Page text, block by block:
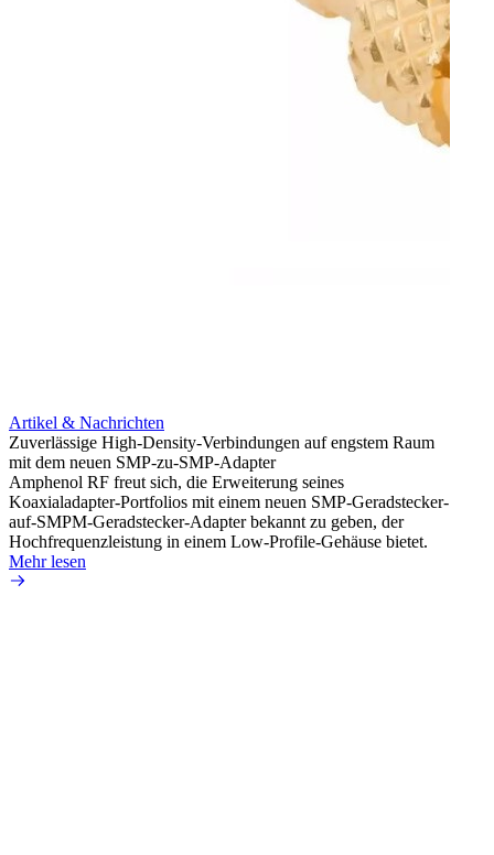
Artikel & Nachrichten
Zuverlässige High-Density-Verbindungen auf engstem Raum
mit dem neuen SMP-zu-SMP-Adapter
Amphenol RF freut sich, die Erweiterung seines
Koaxialadapter-Portfolios mit einem neuen SMP-Geradstecker-
auf-SMPM-Geradstecker-Adapter bekannt zu geben, der
Hochfrequenzleistung in einem Low-Profile-Gehäuse bietet.
Mehr lesen